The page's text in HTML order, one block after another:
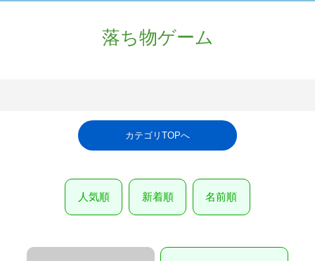
落ち物ゲーム
カテゴリTOPへ
人気順 新着順 名前順